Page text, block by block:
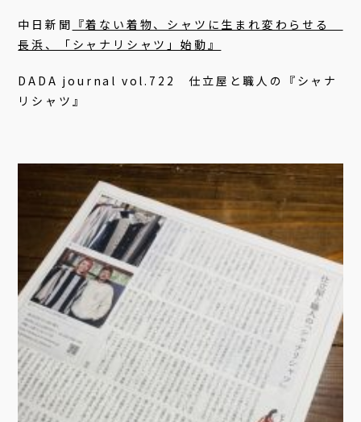
中日新聞 『着ない着物、シャツに生まれ変わらせる
長浜、「シャナリシャツ」始動』
DADA journal vol.722 仕立屋と職人の『シャナ
リシャツ』